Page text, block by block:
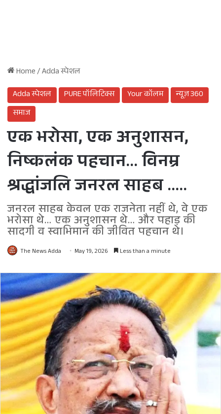
Home/Adda स्पेशल
Adda स्पेशल
PURE पॉलिटिक्स Your कॉलम
न्यूज़ 360
समाज
एक भरोसा, एक अनुशासन,
निष्कलंक पहचान… विनम्र
श्रद्धांजलि जनरल साहब …..
जनरल साहब केवल एक राजनेता नहीं थे, वे एक
भरोसा थे… एक अनुशासन थे… और पहाड़ की
सादगी व स्वाभिमान की जीवित पहचान थे।
The News Adda May 19, 2026 Less than a minute